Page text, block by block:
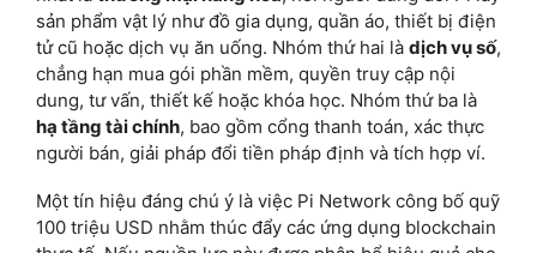
sản phẩm vật lý như đồ gia dụng, quần áo, thiết bị điện
tử cũ hoặc dịch vụ ăn uống. Nhóm thứ hai là dịch vụ số,
chẳng hạn mua gói phần mềm, quyền truy cập nội
dung, tư vấn, thiết kế hoặc khóa học. Nhóm thứ ba là
hạ tầng tài chính, bao gồm cổng thanh toán, xác thực
người bán, giải pháp đổi tiền pháp định và tích hợp ví.
Một tín hiệu đáng chú ý là việc Pi Network công bố quỹ
100 triệu USD nhằm thúc đẩy các ứng dụng blockchain